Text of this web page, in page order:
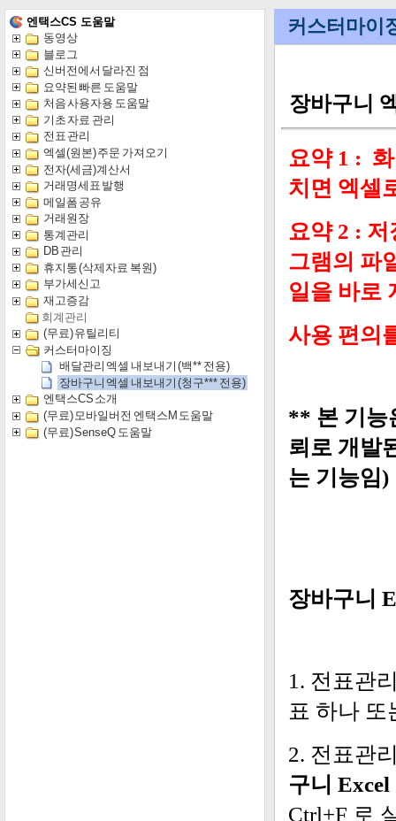
엔택스CS 도움말
동영상
블로그
신버전에서 달라진 점
요약된 빠른 도움말
처음 사용자용 도움말
기초 자료 관리
전표 관리
엑셀(원본) 주문 가져오기
전자(세금)계산서
거래명세표 발행
메일폼 공유
거래원장
통계관리
DB 관리
휴지통 (삭제자료 복원)
부가세신고
재고증감
회계관리
(무료) 유틸리티
커스터마이징
배달관리 엑셀 내보내기 (백** 전용)
장바구니 엑셀 내보내기 (청구*** 전용)
엔택스CS 소개
(무료) 모바일버전 엔택스M 도움말
(무료) SenseQ 도움말